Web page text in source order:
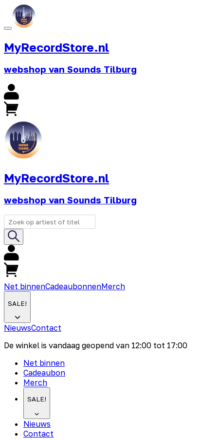
MyRecordStore.nl
webshop van Sounds Tilburg
MyRecordStore.nl
webshop van Sounds Tilburg
Net binnenCadeaubonnenMerch
SALE!
NieuwsContact
De winkel is vandaag geopend van 12:00 tot 17:00
Net binnen
Cadeaubon
Merch
SALE!
Nieuws
Contact